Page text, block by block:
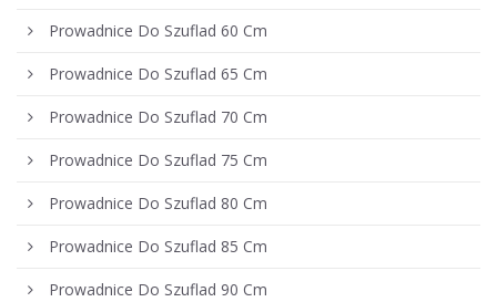
Prowadnice Do Szuflad 60 Cm
Prowadnice Do Szuflad 65 Cm
Prowadnice Do Szuflad 70 Cm
Prowadnice Do Szuflad 75 Cm
Prowadnice Do Szuflad 80 Cm
Prowadnice Do Szuflad 85 Cm
Prowadnice Do Szuflad 90 Cm